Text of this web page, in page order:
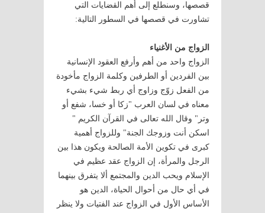
قصصها، وسنطلع إلى أهم القضايات التي
تشاورت في قصصها في السطور التالية:
الزواج من الأغنياء
الزواج واحد من أهم وأرفع العقود الإنسانية
بين الفردين أو الطرفين وكلمة الزواج مأخودة
من الفعل زوّج وزاوج أي ربط شيء بشيء
معناه في لسان العرب "زكا أو خسا، شفع أو
وتر" وقال الله تعالى في القرآن الكريم "
اسكن أنت وزوجك الجنة" وللزواج أهمية
كبرى في تكوين الأمة الصالحة ويكون هذا بين
الرجل والمرأة، إن الزواج عقد عظيم في
الإسلام ويحب الدين والمجتمع ألا يتفرق بينهما
في أي حال من أحوال الحياة، الدين هو
الأساس الأول في الزواج عند الفتيات ولا ينظر